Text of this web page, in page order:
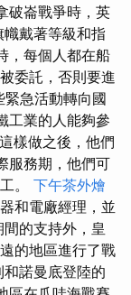
破崙戰爭時，英
戴著等級和指
，每個人都在船
委託，否則要進
緊急活動轉向國
工業的人能夠參
這樣做之後，他們
服務期，他們可
。 下午茶外燴
和電廠經理，並
的支持外，皇
的地區進行了戰
諾曼底登陸的